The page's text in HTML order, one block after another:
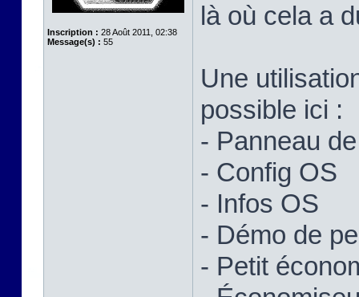
Inscription : 28 Août 2011, 02:38
Message(s) : 55
là où cela a
Une
possible ici :
- Panneau
- Config OS
- Infos OS
- Démo de
- Petit